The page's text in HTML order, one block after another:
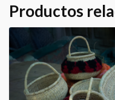
Productos